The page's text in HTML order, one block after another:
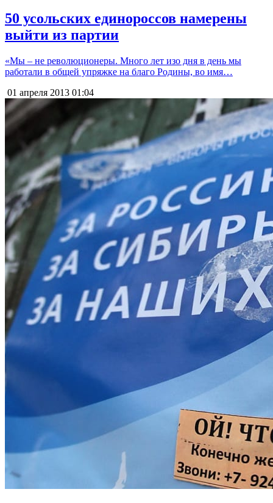
50 усольских единороссов намерены
выйти из партии
«Мы – не революционеры. Много лет изо дня в день мы
работали в общей упряжке на благо Родины, во имя…
01 апреля 2013 01:04